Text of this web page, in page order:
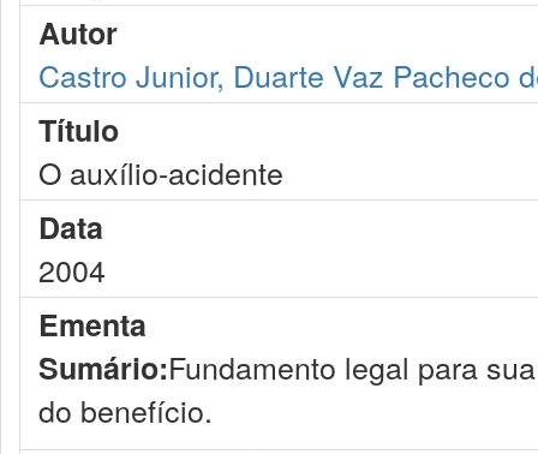
Autor
Castro Junior, Duarte Vaz Pacheco
Título
O auxílio-acidente
Data
2004
Ementa
Sumário:Fundamento legal para
do benefício.